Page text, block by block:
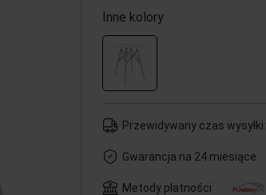
Inne kolory
Przewidywany czas wysyłki:
Gwarancja na 24 miesiące
Metody płatności